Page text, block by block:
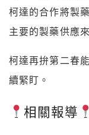
柯達的合作將製
主要的製藥供應
柯達再拚第二春
續緊盯。
相關報導